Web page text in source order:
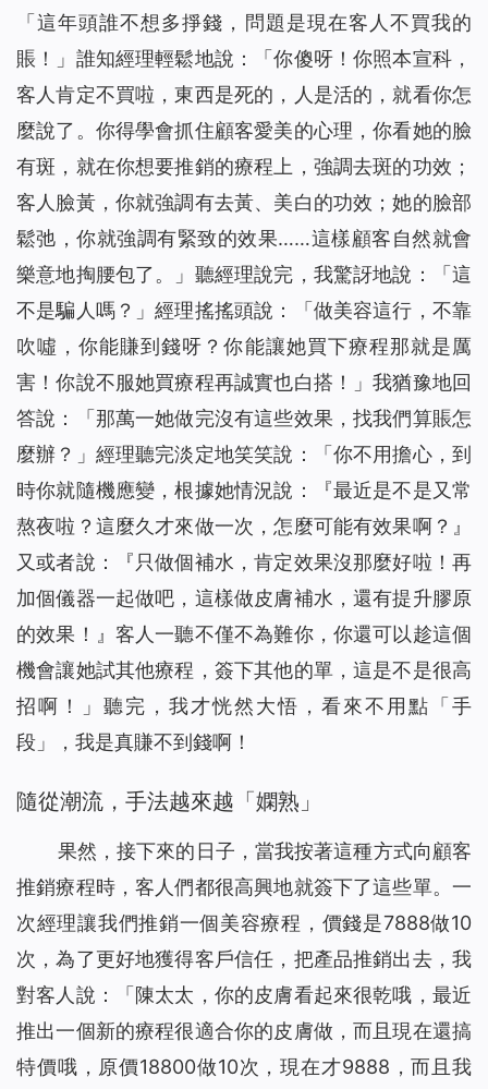
「這年頭誰不想多掙錢，問題是現在客人不買我的
賬！」誰知經理輕鬆地說：「你傻呀！你照本宣科，
客人肯定不買啦，東西是死的，人是活的，就看你怎
麼說了。你得學會抓住顧客愛美的心理，你看她的臉
有斑，就在你想要推銷的療程上，強調去斑的功效；
客人臉黃，你就強調有去黃、美白的功效；她的臉部
鬆弛，你就強調有緊致的效果……這樣顧客自然就會
樂意地掏腰包了。」聽經理說完，我驚訝地說：「這
不是騙人嗎？」經理搖搖頭說：「做美容這行，不靠
吹噓，你能賺到錢呀？你能讓她買下療程那就是厲
害！你說不服她買療程再誠實也白搭！」我猶豫地回
答說：「那萬一她做完沒有這些效果，找我們算賬怎
麼辦？」經理聽完淡定地笑笑說：「你不用擔心，到
時你就隨機應變，根據她情況說：『最近是不是又常
熬夜啦？這麼久才來做一次，怎麼可能有效果啊？』
又或者說：『只做個補水，肯定效果沒那麼好啦！再
加個儀器一起做吧，這樣做皮膚補水，還有提升膠原
的效果！』客人一聽不僅不為難你，你還可以趁這個
機會讓她試其他療程，簽下其他的單，這是不是很高
招啊！」聽完，我才恍然大悟，看來不用點「手
段」，我是真賺不到錢啊！
隨從潮流，手法越來越「嫻熟」
果然，接下來的日子，當我按著這種方式向顧客
推銷療程時，客人們都很高興地就簽下了這些單。一
次經理讓我們推銷一個美容療程，價錢是7888做10
次，為了更好地獲得客戶信任，把產品推銷出去，我
對客人說：「陳太太，你的皮膚看起來很乾哦，最近
推出一個新的療程很適合你的皮膚做，而且現在還搞
特價哦，原價18800做10次，現在才9888，而且我